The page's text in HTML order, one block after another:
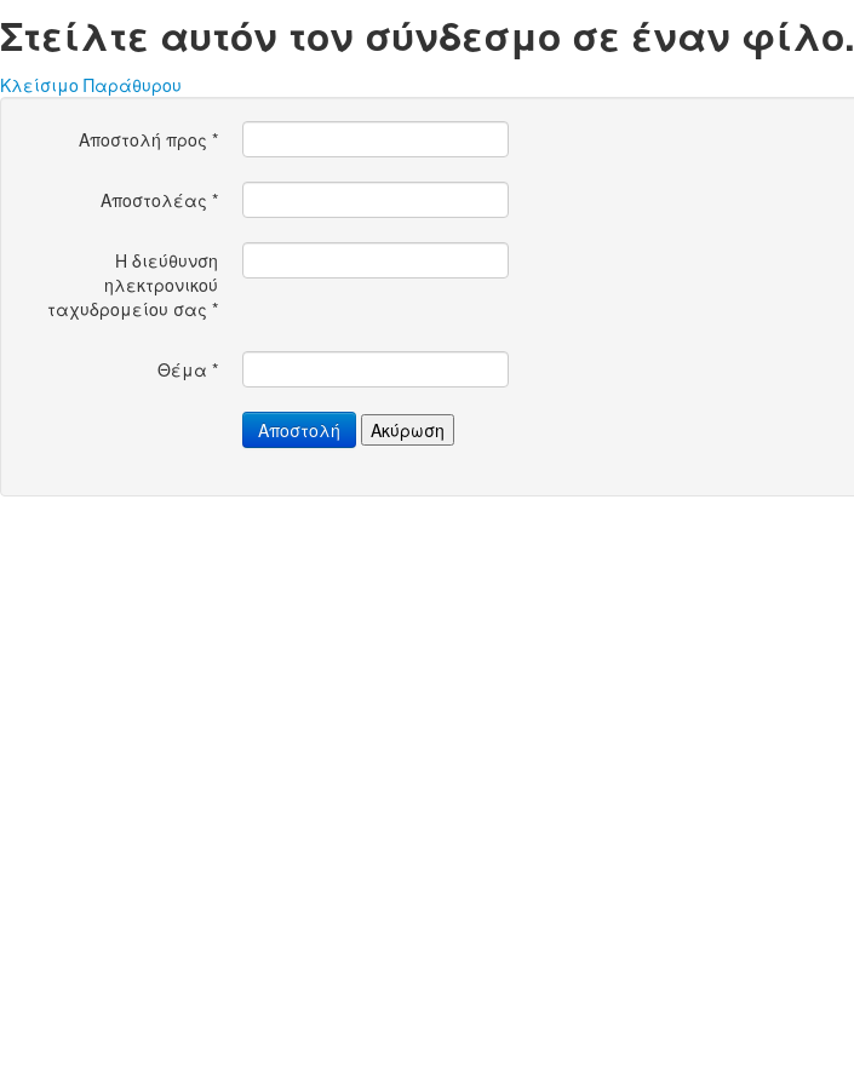
Στείλτε αυτόν τον σύνδεσμο σε έναν φίλο.
Κλείσιμο Παράθυρου
Αποστολή προς *
Αποστολέας *
Η διεύθυνση
ηλεκτρονικού
ταχυδρομείου σας *
Θέμα *
Αποστολή Ακύρωση